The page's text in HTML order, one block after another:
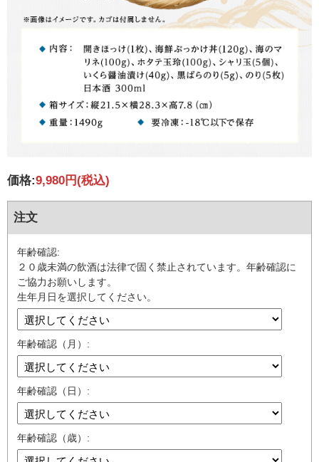
価格:9,980円(税込)
注文
年齢確認:
２０歳未満の飲酒は法律で固く禁止されています。年齢確認に
ご協力お願いします。
生年月日を選択してください。
年齢確認（月）:
年齢確認（日）:
年齢確認（歳）: